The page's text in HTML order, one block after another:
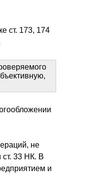
ст. 173, 174
не
ст. 33 НК. В
и